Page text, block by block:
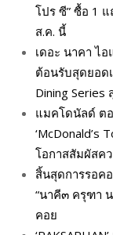
โปร ซี” ซื้อ 1 แ
ส.ค. นี้
เดอะ นาคา ไ
ต้อนรับสุดยอด
Dining Series
แมคโดนัลด์ ต
‘McDonald’s
โอกาสสัมผัสค
สิ้นสุดการรอค
“นาคี๓ ครุฑา
คอย